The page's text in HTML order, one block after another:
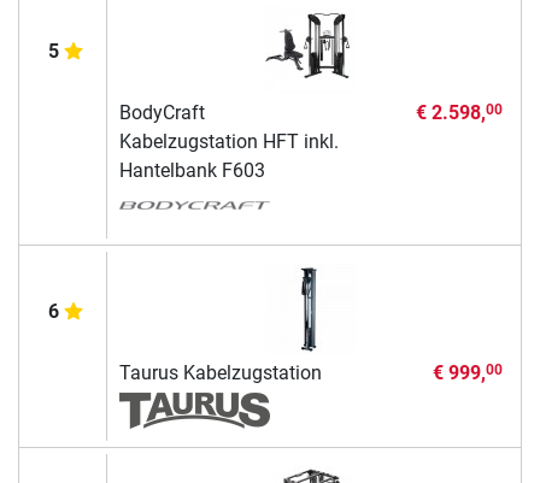
5
BodyCraft
Kabelzugstation HFT inkl.
Hantelbank F603
€ 2.598,00
6
Taurus Kabelzugstation € 999,00